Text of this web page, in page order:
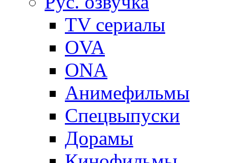
TV сериалы
OVA
ONA
Анимефильмы
Спецвыпуски
Дорамы